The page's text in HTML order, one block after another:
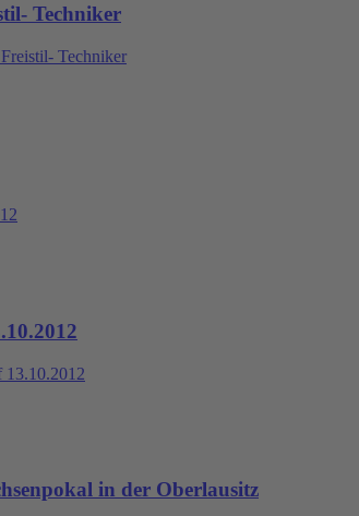
Techniker
Techniker
13.10.2012
in der Oberlausitz